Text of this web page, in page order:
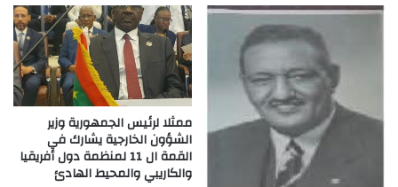
ممثلا لرئيس الجمهورية وزير
الشؤون الخارجية يشارك في
القمة ال 11 لمنظمة دول أفريقيا
والكاريبي والمحيط الهادئ